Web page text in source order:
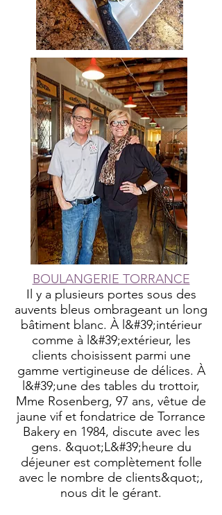
BOULANGERIE TORRANCE
Il y a plusieurs portes sous des
auvents bleus ombrageant un long
bâtiment blanc. À l&#39;intérieur
comme à l&#39;extérieur, les
clients choisissent parmi une
gamme vertigineuse de délices. À
l&#39;une des tables du trottoir,
Mme Rosenberg, 97 ans, vêtue de
jaune vif et fondatrice de Torrance
Bakery en 1984, discute avec les
gens. &quot;L&#39;heure du
déjeuner est complètement folle
avec le nombre de clients&quot;,
nous dit le gérant.